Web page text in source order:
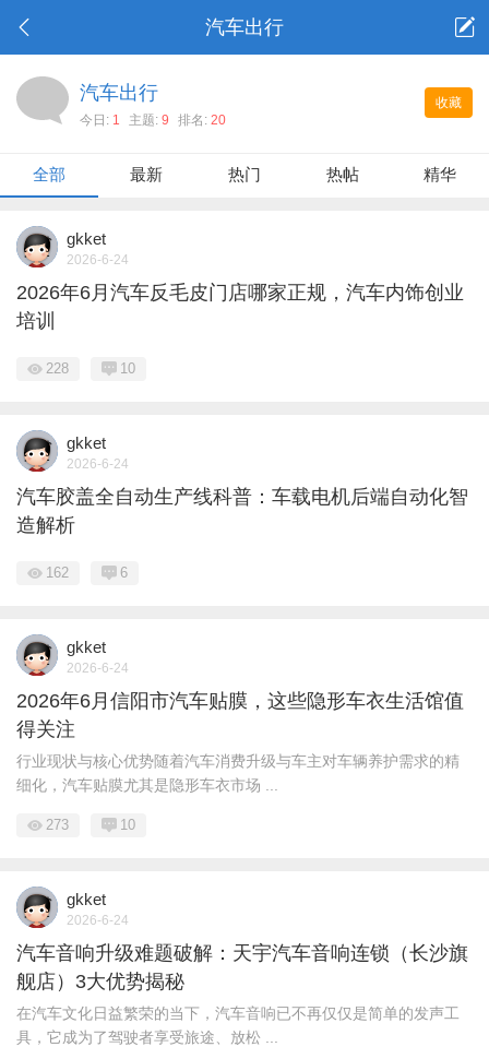
汽车出行
收藏
汽车出行
今日: 1 主题: 9 排名: 20
全部 最新 热门 热帖 精华
gkket
2026-6-24
2026年6月汽车反毛皮门店哪家正规，汽车内饰创业
培训
228 10
gkket
2026-6-24
汽车胶盖全自动生产线科普：车载电机后端自动化智
造解析
162 6
gkket
2026-6-24
2026年6月信阳市汽车贴膜，这些隐形车衣生活馆值
得关注
行业现状与核心优势随着汽车消费升级与车主对车辆养护需求的精
细化，汽车贴膜尤其是隐形车衣市场 ...
273 10
gkket
2026-6-24
汽车音响升级难题破解：天宇汽车音响连锁（长沙旗
舰店）3大优势揭秘
在汽车文化日益繁荣的当下，汽车音响已不再仅仅是简单的发声工
具，它成为了驾驶者享受旅途、放松 ...